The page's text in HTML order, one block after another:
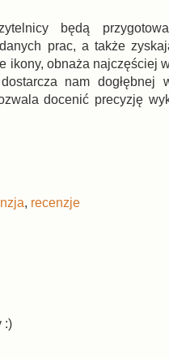
będą
prac, a także
obnaża najczęściej
nam dogłębnej
docenić precyzję
, recenzje
:)